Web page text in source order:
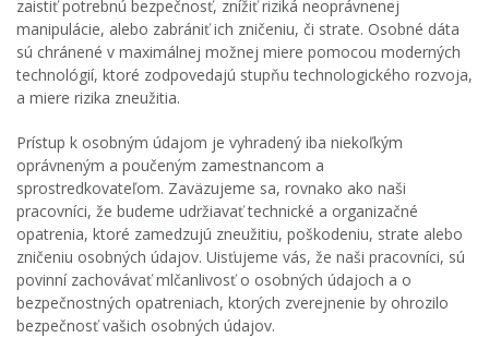
zaistiť potrebnú bezpečnosť, znížiť riziká neoprávnenej
manipulácie, alebo zabrániť ich zničeniu, či strate. Osobné dáta
sú chránené v maximálnej možnej miere pomocou moderných
technológií, ktoré zodpovedajú stupňu technologického rozvoja,
a miere rizika zneužitia.
Prístup k osobným údajom je vyhradený iba niekoľkým
oprávneným a poučeným zamestnancom a
sprostredkovateľom. Zaväzujeme sa, rovnako ako naši
pracovníci, že budeme udržiavať technické a organizačné
opatrenia, ktoré zamedzujú zneužitiu, poškodeniu, strate alebo
zničeniu osobných údajov. Uisťujeme vás, že naši pracovníci, sú
povinní zachovávať mlčanlivosť o osobných údajoch a o
bezpečnostných opatreniach, ktorých zverejnenie by ohrozilo
bezpečnosť vašich osobných údajov.